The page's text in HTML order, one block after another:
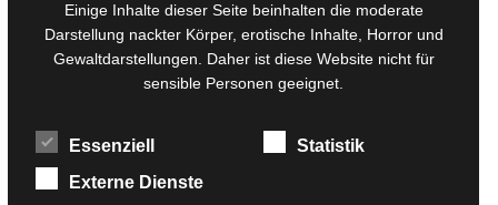
Foto- und Bildbearbeitung
Fotorestauration
Creative Artwork
MPS Fotografie
WordPress Support
Einige Inhalte dieser Seite beinhalten die moderate
Darstellung nackter Körper, erotische Inhalte, Horror und
Gewaltdarstellungen. Daher ist diese Website nicht für
sensible Personen geeignet.
Essenziell
Statistik
Externe Dienste